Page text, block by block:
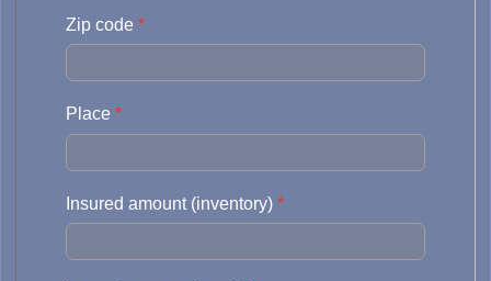
Zip code *
Place *
Insured amount (inventory) *